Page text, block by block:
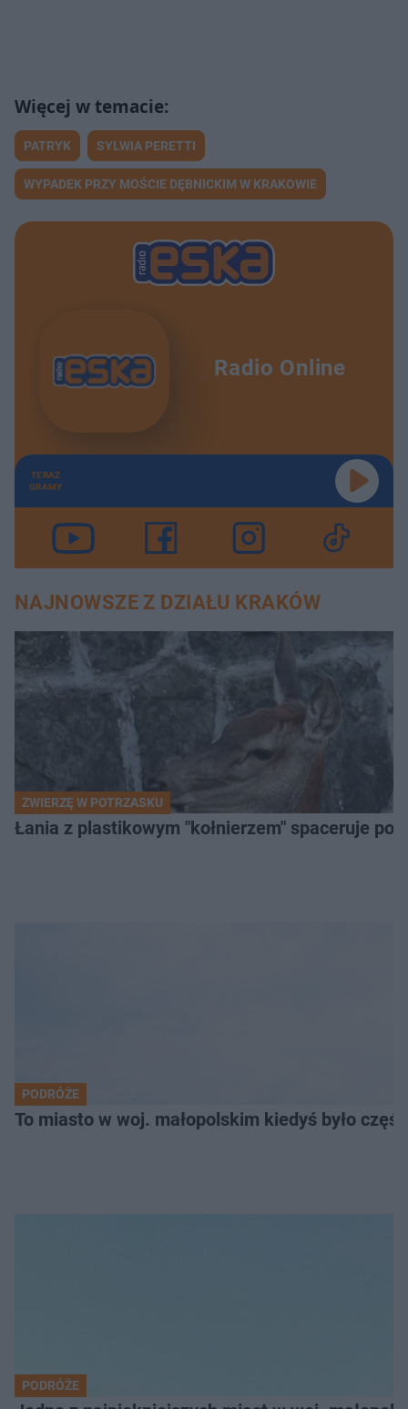
PATRYK SYLWIA PERETTI
WYPADEK PRZY MOŚCIE DĘBNICKIM W KRAKOWIE
Radio Online
TERAZ
GRAMY
NAJNOWSZE Z DZIAŁU KRAKÓW
ZWIERZĘ W POTRZASKU
Łania z plastikowym "kołnierzem" spaceruje po
PODRÓŻE
To miasto w woj. małopolskim kiedyś było
PODRÓŻE